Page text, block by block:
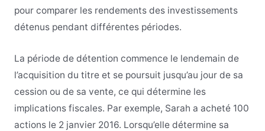
pour comparer les rendements des investissements
détenus pendant différentes périodes.
La période de détention commence le lendemain de
l’acquisition du titre et se poursuit jusqu’au jour de sa
cession ou de sa vente, ce qui détermine les
implications fiscales. Par exemple, Sarah a acheté 100
actions le 2 janvier 2016. Lorsqu’elle détermine sa